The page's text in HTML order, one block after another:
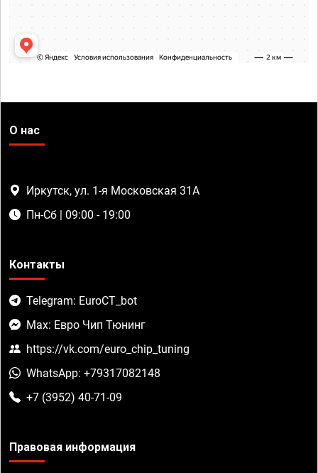
О нас
Иркутск, ул. 1-я Московская 31А
Пн-Сб | 09:00 - 19:00
Контакты
Telegram: EuroCT_bot
Max: Евро Чип Тюнинг
https://vk.com/euro_chip_tuning
WhatsApp: +79317082148
+7 (3952) 40-71-09
Правовая информация